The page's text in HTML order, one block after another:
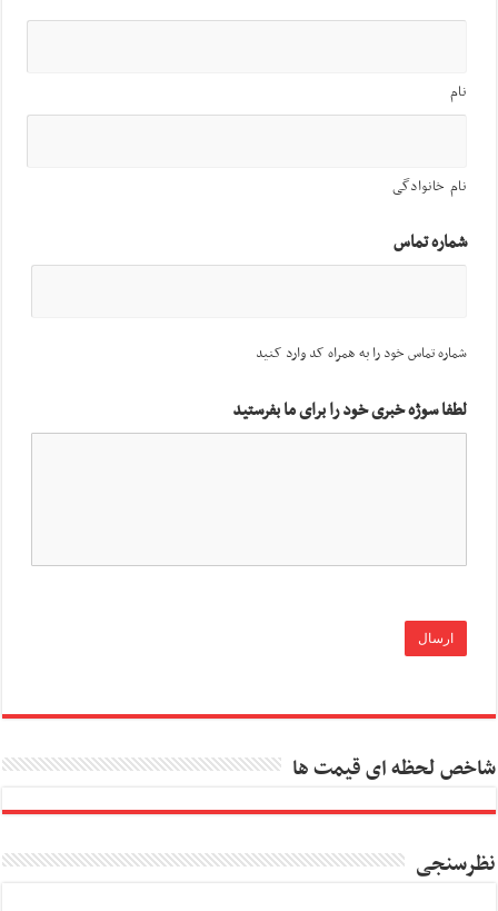
نام
نام خانوادگی
شماره تماس
شماره تماس خود را به همراه کد وارد کنید
لطفا سوژه خبری خود را برای ما بفرستید
شاخص لحظه ای قیمت ها
نظرسنجی